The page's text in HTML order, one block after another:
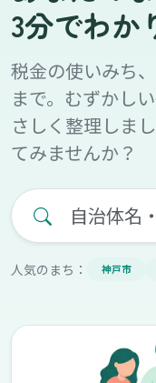
3分でわか
税金の使いみち
まで。むずかし
さしく整理しま
てみませんか？
人気のまち： 神戸市